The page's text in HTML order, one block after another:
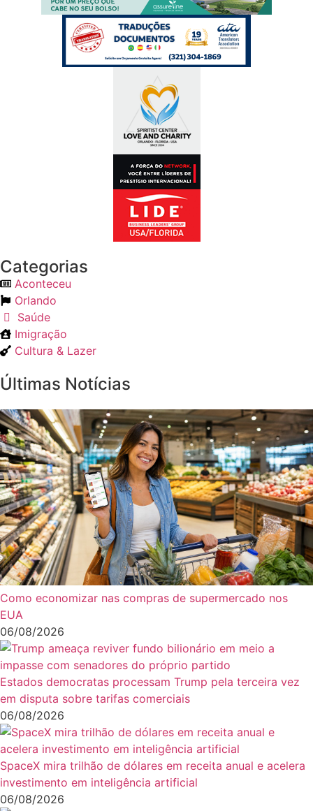
Categorias
Aconteceu
Orlando
Saúde
Imigração
Cultura & Lazer
Últimas Notícias
Como economizar nas compras de supermercado nos
EUA
06/08/2026
Estados democratas processam Trump pela terceira vez
em disputa sobre tarifas comerciais
06/08/2026
SpaceX mira trilhão de dólares em receita anual e acelera
investimento em inteligência artificial
06/08/2026